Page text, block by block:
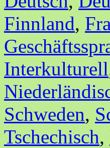
Finnland,
Interkulturell
Schweden,
Tschechisch,